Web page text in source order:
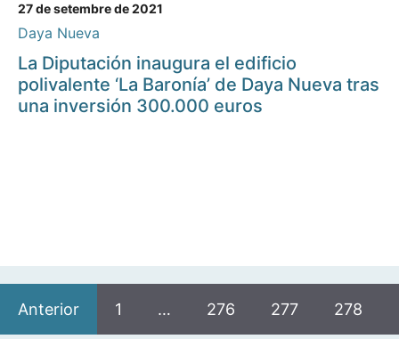
27 de setembre de 2021
Daya Nueva
La Diputación inaugura el edificio
polivalente ‘La Baronía’ de Daya Nueva tras
una inversión 300.000 euros
Anterior 1 … 276 277 278